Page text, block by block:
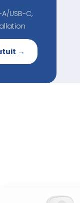
USB-C,
→